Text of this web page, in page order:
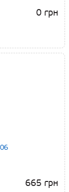
0 грн
665 грн